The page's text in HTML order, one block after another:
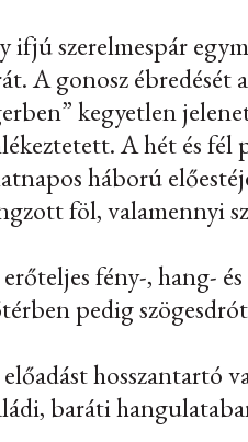
ifjú szerelmespár
A gonosz ébredését
kegyetlen
A hét és fél
háború
föl, valamennyi
fény-, hang-
pedig
hosszantartó
baráti